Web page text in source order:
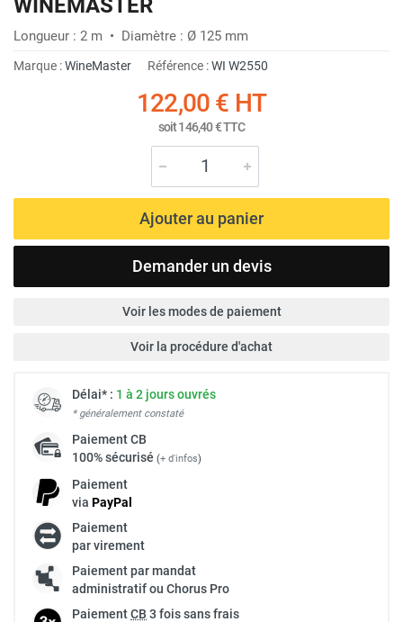
Longueur : 2 m • Diamètre : Ø 125 mm
Marque :WineMaster Référence :WI W2550
122,00 € HT
soit146,40 €TTC
Ajouter au panier
Demander un devis
Voir les modes de paiement
Voir la procédure d'achat
Délai* : 1 à 2 jours ouvrés
* généralement constaté
PaiementCB
100% sécurisé (+ d'infos)
Paiement
via PayPal
Paiement
par virement
Paiement par mandat
administratif ou Chorus Pro
PaiementCB 3 fois sans frais